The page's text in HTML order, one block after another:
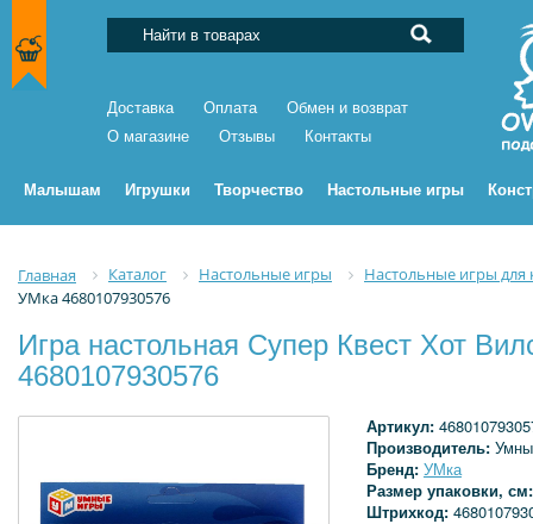
Доставка Оплата
Обмен и возврат
О магазине
Отзывы Контакты
Малышам Игрушки Творчество Настольные игры
Главная Каталог Настольные игры
Настольные игры
УМка 4680107930576
Игра настольная Супер Квест Хот
4680107930576
Артикул:
Производитель:
Бренд: УМка
Размер упаковки,
Штрихкод: